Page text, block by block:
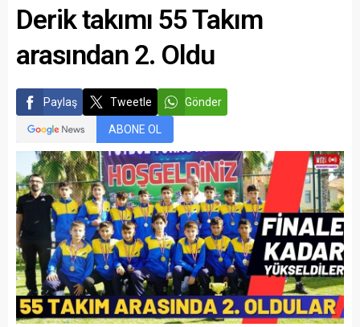
Derik takımı 55 Takım
arasından 2. Oldu
Paylaş Tweetle Gönder
ABONE OL